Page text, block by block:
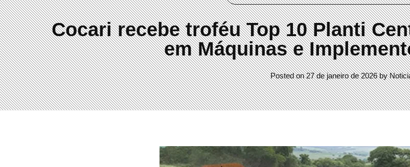
Cocari recebe troféu Top 10 Planti
em Máquinas e
Posted on 27 de janeiro de 2026 by